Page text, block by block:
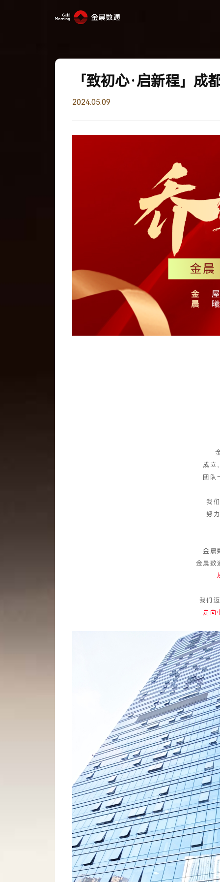
「致初心·启新程」成
2024.05.09
成立
团队
我
努
金晨
金晨数
我们
走向